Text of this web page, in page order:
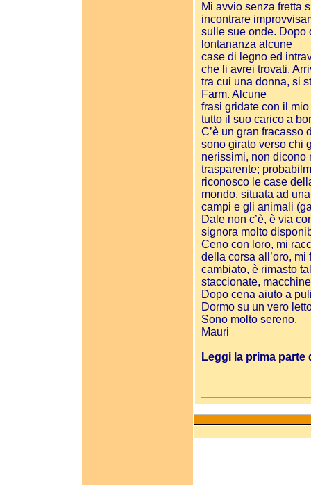
Mi avvio senza fretta
incontrare
sulle sue onde. Dopo
lontananza alcune
case di legno ed
che li avrei trovati.
tra cui una donna, si
Farm. Alcune
frasi gridate con il
tutto il suo carico a
C’è un gran fracasso
sono girato verso chi
nerissimi, non dicono
trasparente;
riconosco le case
mondo, situata ad
campi e gli animali
Dale non c’è, è via
signora molto
Ceno con loro, mi
della corsa all’oro,
cambiato, è rimasto
staccionate,
Dopo cena aiuto a
Dormo su un vero
Sono molto sereno.
Mauri
Leggi la prima parte